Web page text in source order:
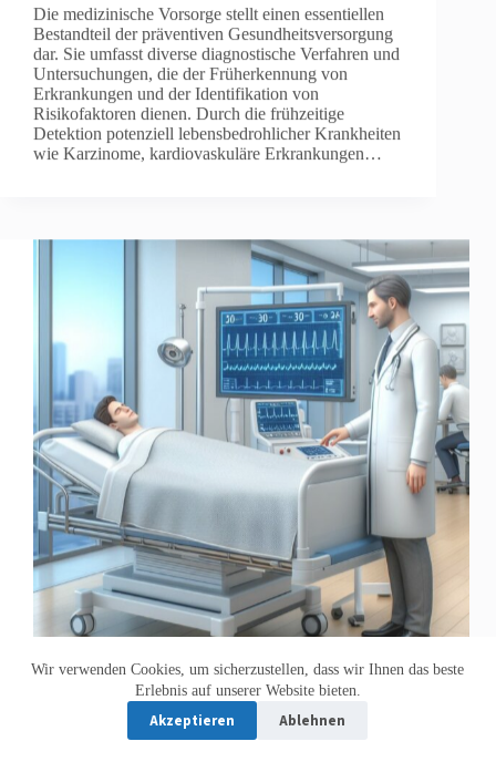
Wir verwenden Cookies, um sicherzustellen, dass wir Ihnen das beste
Erlebnis auf unserer Website bieten.
Akzeptieren Ablehnen
Die medizinische Vorsorge stellt einen essentiellen
Bestandteil der präventiven Gesundheitsversorgung
dar. Sie umfasst diverse diagnostische Verfahren und
Untersuchungen, die der Früherkennung von
Erkrankungen und der Identifikation von
Risikofaktoren dienen. Durch die frühzeitige
Detektion potenziell lebensbedrohlicher Krankheiten
wie Karzinome, kardiovaskuläre Erkrankungen…
Fortschritte in der Schlafmedizin und deren
Relevanz für die Klinikbehandlung: Einblick in
moderne Therapieansätze